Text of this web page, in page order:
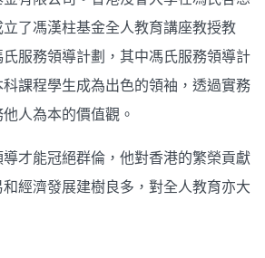
了馮漢柱基金全人教育講座教授教
服務領導計劃，其中馮氏服務領導計
課程學生成為出色的領袖，透過實務
人為本的價值觀。
才能冠絕群倫，他對香港的繁榮貢獻
經濟發展建樹良多，對全人教育亦大